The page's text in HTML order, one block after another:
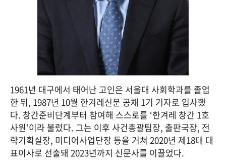
1961년 대구에서 태어난 고인은 서울대 사회학과를 졸업
한 뒤, 1987년 10월 한겨레신문 공채 1기 기자로 입사했
다. 창간준비단계부터 참여해 스스로를 ‘한겨레 창간 1호
사원’이라 불렀다. 그는 이후 사건총괄팀장, 출판국장, 전
략기획실장, 미디어사업단장 등을 거쳐 2020년 제18대 대
표이사로 선출돼 2023년까지 신문사를 이끌었다.